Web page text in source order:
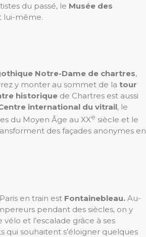
du passé, le Musée des
lui-même.
Notre-Dame de chartres,
y monter au sommet de la tour
historique de Chartres est aussi
international du vitrail, le
du Moyen Âge au XXe siècle et le
des façades anonymes en
en train est Fontainebleau. Au-
pendant des siècles, on y
et l’escalade grâce à ses
qui souhaitent s’éloigner quelques